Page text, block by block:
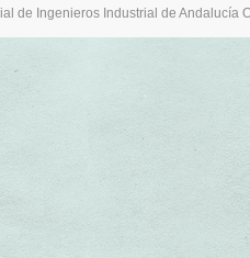
de Ingenieros Industrial de Andalucía